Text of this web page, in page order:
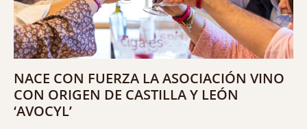
NACE CON FUERZA LA ASOCIACIÓN VINO
CON ORIGEN DE CASTILLA Y LEÓN
‘AVOCYL’